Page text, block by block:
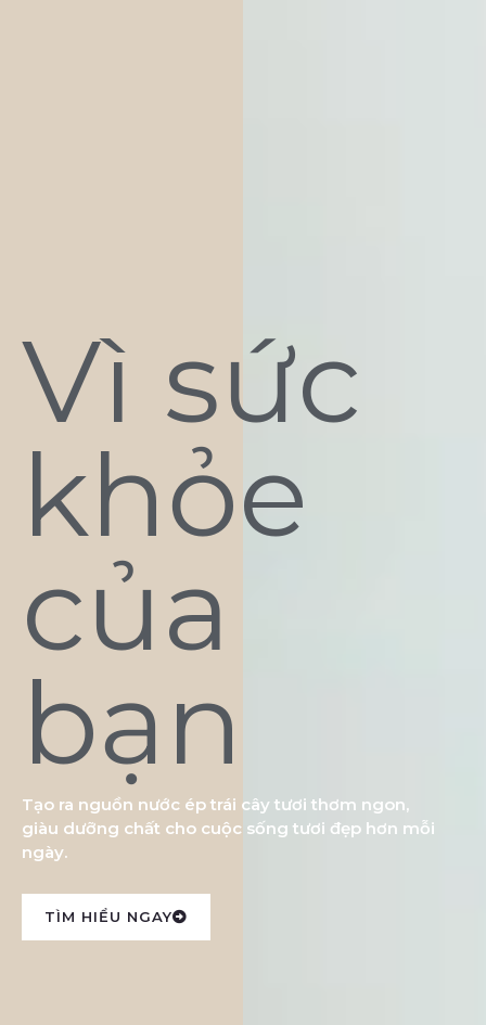
Vì sức
khỏe
của
bạn
Tạo ra nguồn nước ép trái cây tươi thơm ngon,
giàu dưỡng chất cho cuộc sống tươi đẹp hơn mỗi
ngày.
TÌM HIỂU NGAY